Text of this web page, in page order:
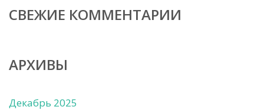
СВЕЖИЕ КОММЕНТАРИИ
АРХИВЫ
Декабрь 2025